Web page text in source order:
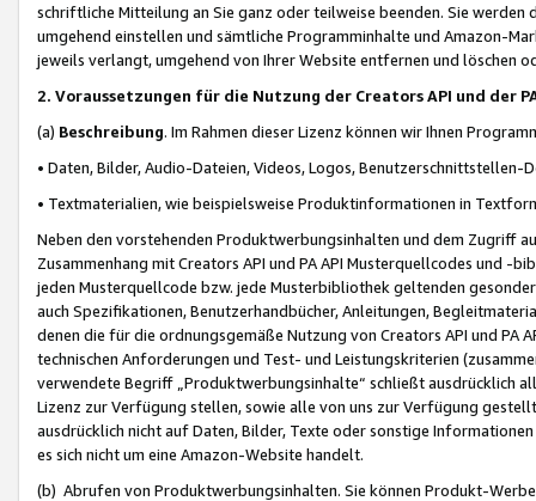
schriftliche Mitteilung an Sie ganz oder teilweise beenden. Sie werden
umgehend einstellen und sämtliche Programminhalte und Amazon-
jeweils verlangt, umgehend von Ihrer Website entfernen und löschen
2. Voraussetzungen für die Nutzung der Creators API und der
(a) Beschreibung. Im Rahmen dieser Lizenz können wir Ihnen
• Daten, Bilder, Audio-Dateien, Videos, Logos, Benutzerschnittstellen-
• Textmaterialien, wie beispielsweise Produktinformationen in
Neben den vorstehenden Produktwerbungsinhalten und dem Zugriff
Zusammenhang mit Creators API und PA API Musterquellcodes und
jeden Musterquellcode bzw. jede Musterbibliothek geltenden
auch Spezifikationen, Benutzerhandbücher, Anleitungen,
denen die für die ordnungsgemäße Nutzung von Creators API und PA
technischen Anforderungen und Test- und Leistungskriterien
verwendete Begriff „Produktwerbungsinhalte“ schließt ausdrücklich
Lizenz zur Verfügung stellen, sowie alle von uns zur Verfügung
ausdrücklich nicht auf Daten, Bilder, Texte oder sonstige
es sich nicht um eine Amazon-Website handelt.
(b) Abrufen von Produktwerbungsinhalten. Sie können Produkt-